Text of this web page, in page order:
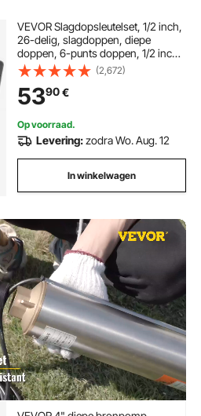
VEVOR Slagdopsleutelset, 1/2 inch,
26-delig, slagdoppen, diepe
doppen, 6-punts doppen, 1/2 inch
aandrijving, metrische
slagdopsleutelset 10–36 mm
(2,672)
5390€
Op voorraad.
Levering:zodra Wo. Aug. 12
In winkelwagen